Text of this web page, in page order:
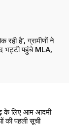
रही है’, ग्रामीणों ने
भट्टी पहुंचे MLA,
के लिए आम आदमी
की पहली सूची